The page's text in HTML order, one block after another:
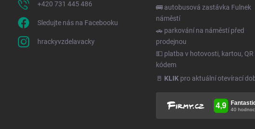
+420 731 445 486
Sledujte nás na Facebooku
hrackyvzdelavacky
🚌 autobusová zastávka Fulnek
náměstí
🚗 parkování na náměstí před
prodejnou
💵 platba v hotovosti, kartou, QR
kódem
🚪 KLIK pro aktuální otevírací